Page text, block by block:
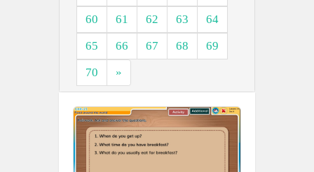
60
61 62 63
64
65
66 67 68
69
70
»